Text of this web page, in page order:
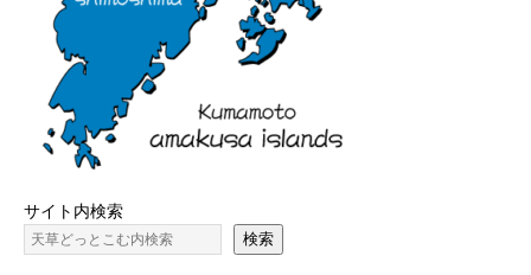
サイト内検索
検索